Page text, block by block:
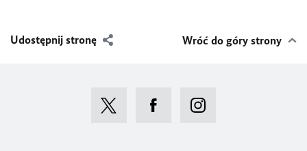
Udostępnij stronę Wróć do góry strony